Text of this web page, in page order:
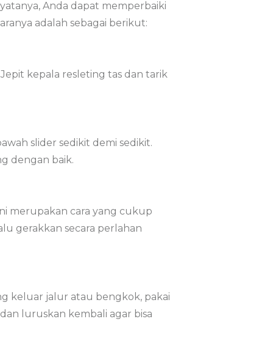
Anda dapat memperbaiki
adalah sebagai berikut:
kepala resleting tas dan tarik
slider sedikit demi sedikit.
dengan baik.
merupakan cara yang cukup
gerakkan secara perlahan
keluar jalur atau bengkok, pakai
luruskan kembali agar bisa